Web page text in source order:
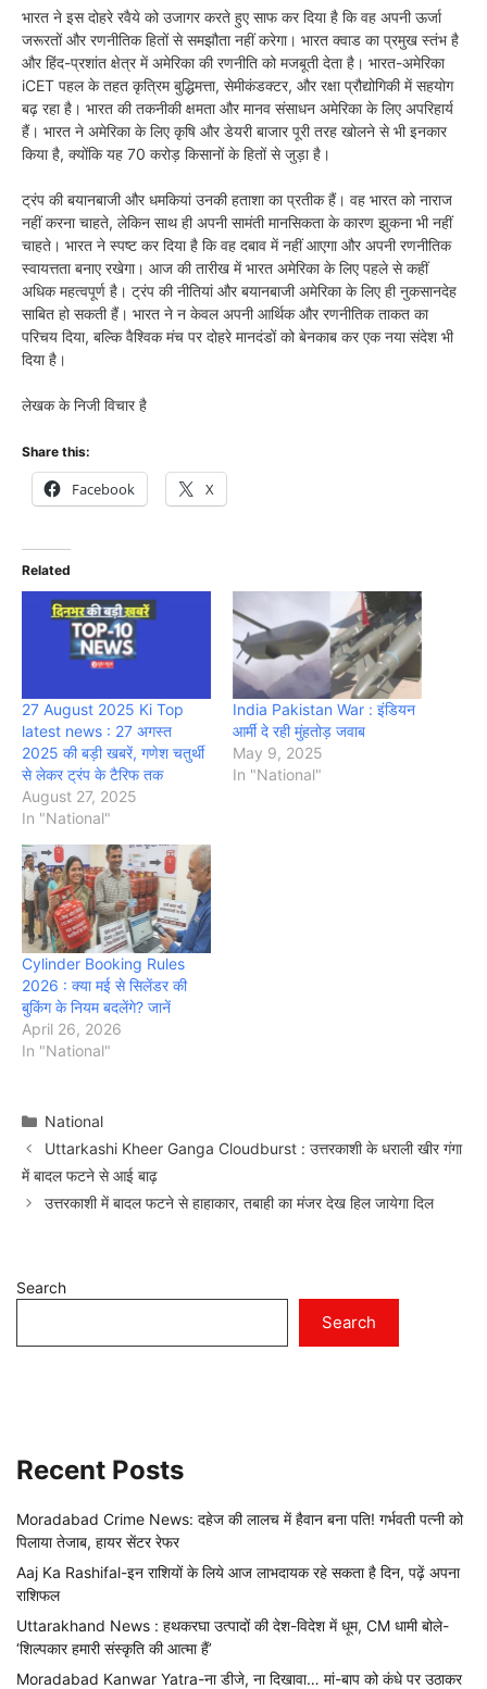
भारत ने इस दोहरे रवैये को उजागर करते हुए साफ कर दिया है कि वह अपनी ऊर्जा
जरूरतों और रणनीतिक हितों से समझौता नहीं करेगा। भारत क्वाड का प्रमुख स्तंभ है
और हिंद-प्रशांत क्षेत्र में अमेरिका की रणनीति को मजबूती देता है। भारत-अमेरिका
iCET पहल के तहत कृत्रिम बुद्धिमत्ता, सेमीकंडक्टर, और रक्षा प्रौद्योगिकी में सहयोग
बढ़ रहा है। भारत की तकनीकी क्षमता और मानव संसाधन अमेरिका के लिए अपरिहार्य
हैं। भारत ने अमेरिका के लिए कृषि और डेयरी बाजार पूरी तरह खोलने से भी इनकार
किया है, क्योंकि यह 70 करोड़ किसानों के हितों से जुड़ा है।
ट्रंप की बयानबाजी और धमकियां उनकी हताशा का प्रतीक हैं। वह भारत को नाराज
नहीं करना चाहते, लेकिन साथ ही अपनी सामंती मानसिकता के कारण झुकना भी नहीं
चाहते। भारत ने स्पष्ट कर दिया है कि वह दबाव में नहीं आएगा और अपनी रणनीतिक
स्वायत्तता बनाए रखेगा। आज की तारीख में भारत अमेरिका के लिए पहले से कहीं
अधिक महत्वपूर्ण है। ट्रंप की नीतियां और बयानबाजी अमेरिका के लिए ही नुकसानदेह
साबित हो सकती हैं। भारत ने न केवल अपनी आर्थिक और रणनीतिक ताकत का
परिचय दिया, बल्कि वैश्विक मंच पर दोहरे मानदंडों को बेनकाब कर एक नया संदेश भी
दिया है।
लेखक के निजी विचार है
Share this:
Facebook X
Related
27 August 2025 Ki Top
latest news : 27 अगस्त
2025 की बड़ी खबरें, गणेश चतुर्थी
से लेकर ट्रंप के टैरिफ तक
August 27, 2025
In "National"
India Pakistan War : इंडियन
आर्मी दे रही मुंहतोड़ जवाब
May 9, 2025
In "National"
Cylinder Booking Rules
2026 : क्या मई से सिलेंडर की
बुकिंग के नियम बदलेंगे? जानें
April 26, 2026
In "National"
Categories
National
Uttarkashi Kheer Ganga Cloudburst : उत्तरकाशी के धराली खीर गंगा
में बादल फटने से आई बाढ़
उत्तरकाशी में बादल फटने से हाहाकार, तबाही का मंजर देख हिल जायेगा दिल
Search
Search
Recent Posts
Moradabad Crime News: दहेज की लालच में हैवान बना पति! गर्भवती पत्नी को
पिलाया तेजाब, हायर सेंटर रेफर
Aaj Ka Rashifal-इन राशियों के लिये आज लाभदायक रहे सकता है दिन, पढ़ें अपना
राशिफल
Uttarakhand News : हथकरघा उत्पादों की देश-विदेश में धूम, CM धामी बोले-
‘शिल्पकार हमारी संस्कृति की आत्मा हैं’
Moradabad Kanwar Yatra-ना डीजे, ना दिखावा… मां-बाप को कंधे पर उठाकर